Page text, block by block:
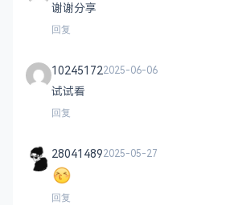
谢谢分享
回复
102451722025-06-06
试试看
回复
280414892025-05-27
回复